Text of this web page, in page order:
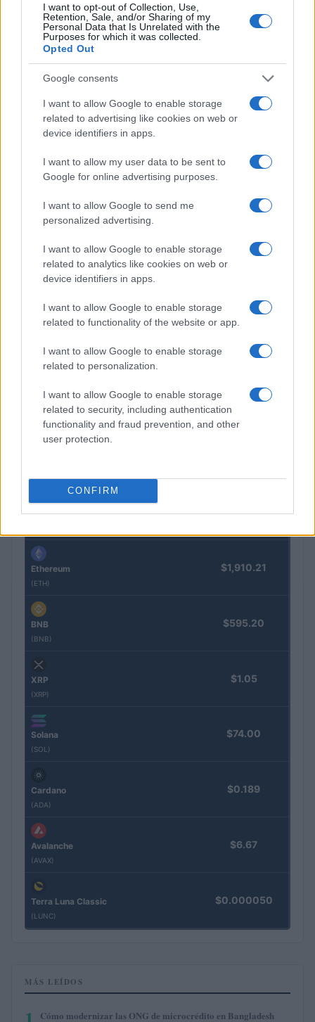
I want to opt-out of Collection, Use,
Retention, Sale, and/or Sharing of my
Personal Data that Is Unrelated with the
Purposes for which it was collected.
Opted Out
Google consents
I want to allow Google to enable storage
related to advertising like cookies on web or
device identifiers in apps.
I want to allow my user data to be sent to
Google for online advertising purposes.
I want to allow Google to send me
personalized advertising.
I want to allow Google to enable storage
related to analytics like cookies on web or
device identifiers in apps.
I want to allow Google to enable storage
related to functionality of the website or app.
I want to allow Google to enable storage
related to personalization.
I want to allow Google to enable storage
related to security, including authentication
functionality and fraud prevention, and other
user protection.
CONFIRM
La Reserva Federal aprueba la adquisición de Webster Bank
por parte de Banco Santander
Marta Ruiz · 5 Ago 2026
FINANZAS
Guía completa sobre tarjetas cripto: fees, cashback y seguridad
COTIZACIONES CRYPTO
Bitcoin $64,821.00
Ethereum
(ETH)
$1,910.21
BNB
(BNB)
$595.20
XRP
(XRP)
$1.05
Solana
(SOL)
$74.00
Cardano
(ADA)
$0.189
Avalanche
(AVAX)
$6.67
Terra Luna Classic
(LUNC)
$0.000050
MÁS LEÍDOS
Cómo modernizar las ONG de microcrédito en Bangladesh